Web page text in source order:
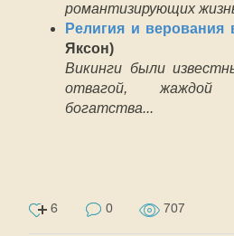
романтизирующих
Религия и верования
Яксон)
Викинги были
отвагой, жаждой
богатства...
6 0 707